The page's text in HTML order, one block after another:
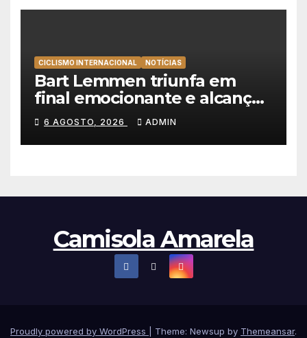
CICLISMO INTERNACIONAL NOTÍCIAS
Bart Lemmen triunfa em
final emocionante e alcança
a primeira vitória da carreira
na Volta à Polónia
6 AGOSTO, 2026 ADMIN
Camisola Amarela
Proudly powered by WordPress Theme: Newsup by Themeansar.